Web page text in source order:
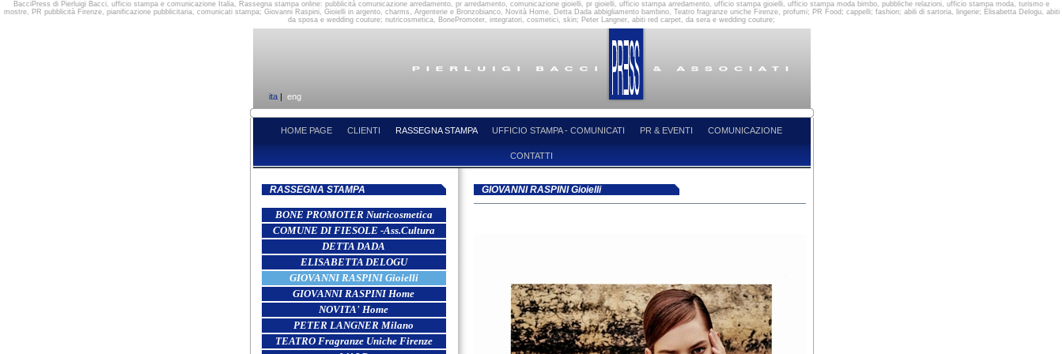
BacciPress di Pierluigi Bacci, ufficio stampa e comunicazione Italia, Rassegna stampa online: pubblicità comunicazione arredamento, pr arredamento, comunicazione gioielli, pr gioielli, ufficio stampa arredamento, ufficio stampa gioielli, ufficio stampa moda bimbo, pubbliche relazioni, ufficio stampa moda, turismo e
mostre, PR pubblicità Firenze, pianificazione pubblicitaria, comunicati stampa; Giovanni Raspini, Gioielli in argento, charms, Argenterie e Bronzobianco, Novità Home, Detta Dada abbigliamento bambino, Teatro fragranze uniche Firenze, profumi; PR Food; cappelli; fashion; abili di sartoria, lingerie; Elisabetta Delogu, abiti
da sposa e wedding couture; nutricosmetica, BonePromoter, integratori, cosmetici, skin; Peter Langner, abiti red carpet, da sera e wedding couture;
ita| eng
HOME PAGE CLIENTI RASSEGNA STAMPA UFFICIO STAMPA - COMUNICATI PR & EVENTI COMUNICAZIONE
CONTATTI
RASSEGNA STAMPA
BONE PROMOTER Nutricosmetica
COMUNE DI FIESOLE -Ass.Cultura
DETTA DADA
ELISABETTA DELOGU
GIOVANNI RASPINI Gioielli
GIOVANNI RASPINI Home
NOVITA' Home
PETER LANGNER Milano
TEATRO Fragranze Uniche Firenze
GIOVANNI RASPINI Gioielli